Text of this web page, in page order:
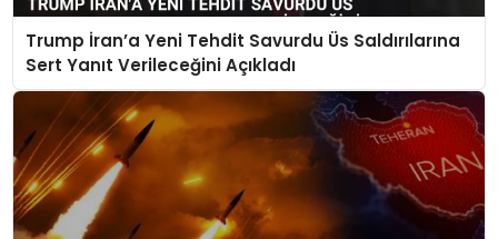
Trump İran’a Yeni Tehdit Savurdu Üs Saldırılarına
Sert Yanıt Verileceğini Açıkladı